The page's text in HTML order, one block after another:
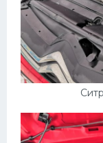
Грузовики
Шевроле
УАЗ
Кадиллак
Феррари